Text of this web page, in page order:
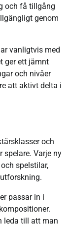
och få tillgång
genom
vanligtvis med
ger ett jämnt
och nivåer
att aktivt delta i
och
spelare. Varje ny
spelstilar,
passar in i
leda till att man